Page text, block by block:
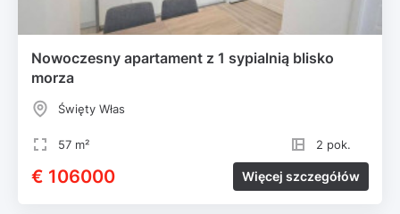
Nowoczesny apartament z 1 sypialnią blisko
morza
Święty Włas
57 m² 2 pok.
€ 106000 Więcej szczegółów